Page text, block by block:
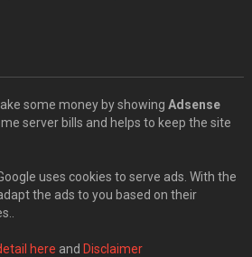
some money by showing Adsense
server bills and helps to keep the site
uses cookies to serve ads. With the
the ads to you based on their
here and Disclaimer